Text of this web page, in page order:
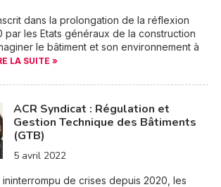
dans la prolongation de la réflexion
les Etats généraux de la construction
le bâtiment et son environnement à
LA SUITE »
ACR Syndicat : Régulation et
Gestion Technique des Bâtiments
(GTB)
5 avril 2022
de crises depuis 2020, les